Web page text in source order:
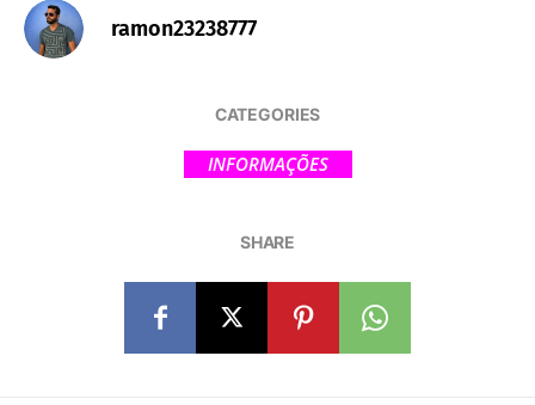
ramon23238777
CATEGORIES
INFORMAÇÕES
SHARE